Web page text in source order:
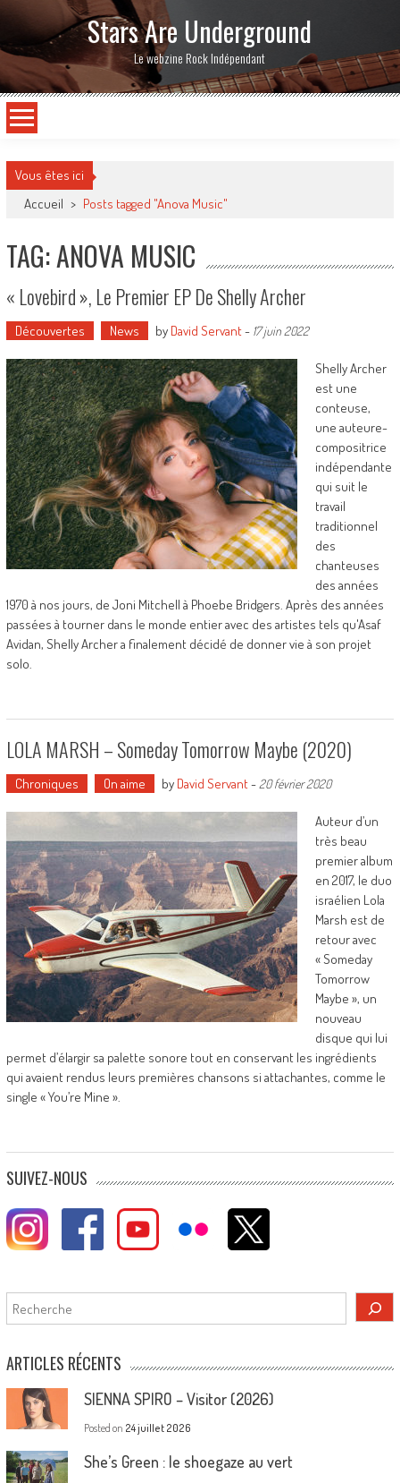
Stars Are Underground
Le webzine Rock Indépendant
Vous êtes ici
Accueil > Posts tagged "Anova Music"
TAG: ANOVA MUSIC
« Lovebird », Le Premier EP De Shelly Archer
Découvertes News by David Servant- 17 juin 2022
Shelly Archer
est une
conteuse,
une auteure-
compositrice
indépendante
qui suit le
travail
traditionnel
des
chanteuses
des années
1970 à nos jours, de Joni Mitchell à Phoebe Bridgers. Après des années
passées à tourner dans le monde entier avec des artistes tels qu'Asaf
Avidan, Shelly Archer a finalement décidé de donner vie à son projet
solo.
LOLA MARSH – Someday Tomorrow Maybe (2020)
Chroniques On aime by David Servant- 20 février 2020
Auteur d’un
très beau
premier album
en 2017, le duo
israélien Lola
Marsh est de
retour avec
« Someday
Tomorrow
Maybe », un
nouveau
disque qui lui
permet d’élargir sa palette sonore tout en conservant les ingrédients
qui avaient rendus leurs premières chansons si attachantes, comme le
single « You’re Mine ».
SUIVEZ-NOUS
Rechercher
ARTICLES RÉCENTS
SIENNA SPIRO – Visitor (2026)
Posted on 24 juillet 2026
She’s Green : le shoegaze au vert